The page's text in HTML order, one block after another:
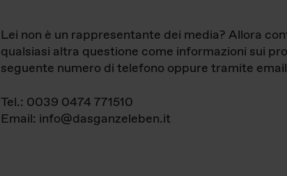
Lei non è un rappresentante dei media? Allora
qualsiasi altra questione come informazioni sui
seguente numero di telefono oppure tramite
Tel.: 0039 0474 771510
Email: info@dasganzeleben.it